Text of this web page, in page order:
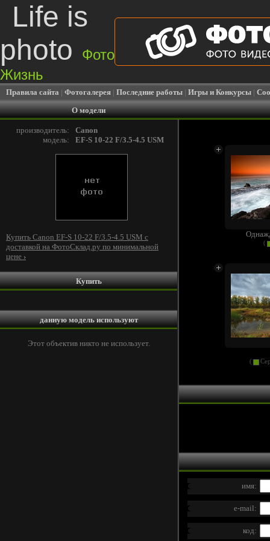
Life is
photo
Фото
Жизнь
Правила сайта | Фотогалерея | Последние работы | Игры и Конкурсы |
О модели
производитель:
Canon
модель:
EF-S 10-22 F/3.5-4.5 USM
Купить Canon EF-S 10-22 F/3.5-4.5 USM c
доставкой на ФотоСклад.ру по минимальной
цене ›
Купить
данную модель используют
Этот объектив никто не использует.
(
(
имя:
e-mail:
код: